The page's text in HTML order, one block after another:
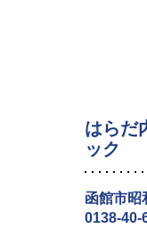
はらだ
ック
函館市昭
0138-40-